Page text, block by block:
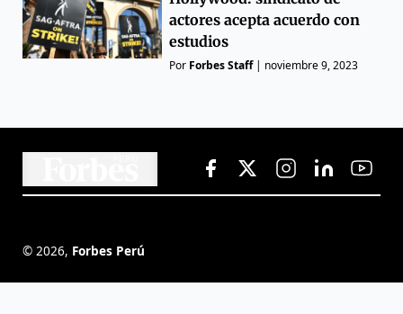
actores acepta acuerdo con
estudios
Por Forbes Staff| noviembre 9, 2023
© 2026, Forbes Perú